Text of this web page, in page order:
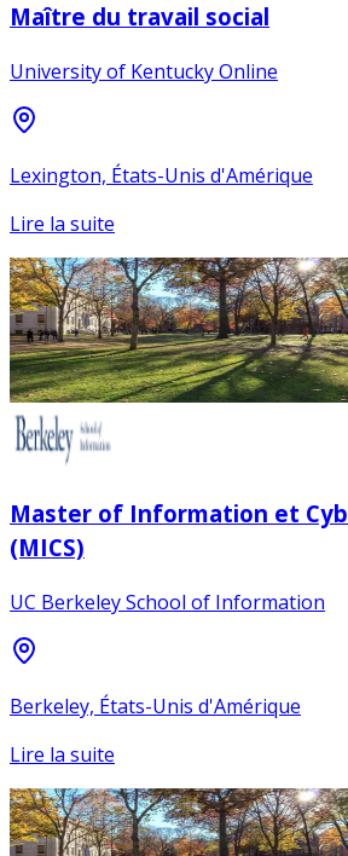
Maître du travail social
University of Kentucky Online
Lexington, États-Unis d'Amérique
Lire la suite
Master of Information et
(MICS)
UC Berkeley School of Information
Berkeley, États-Unis d'Amérique
Lire la suite